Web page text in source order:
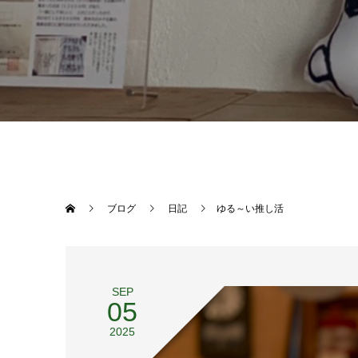
ブログ 日記 ゆる～い推し活
SEP
05
2025